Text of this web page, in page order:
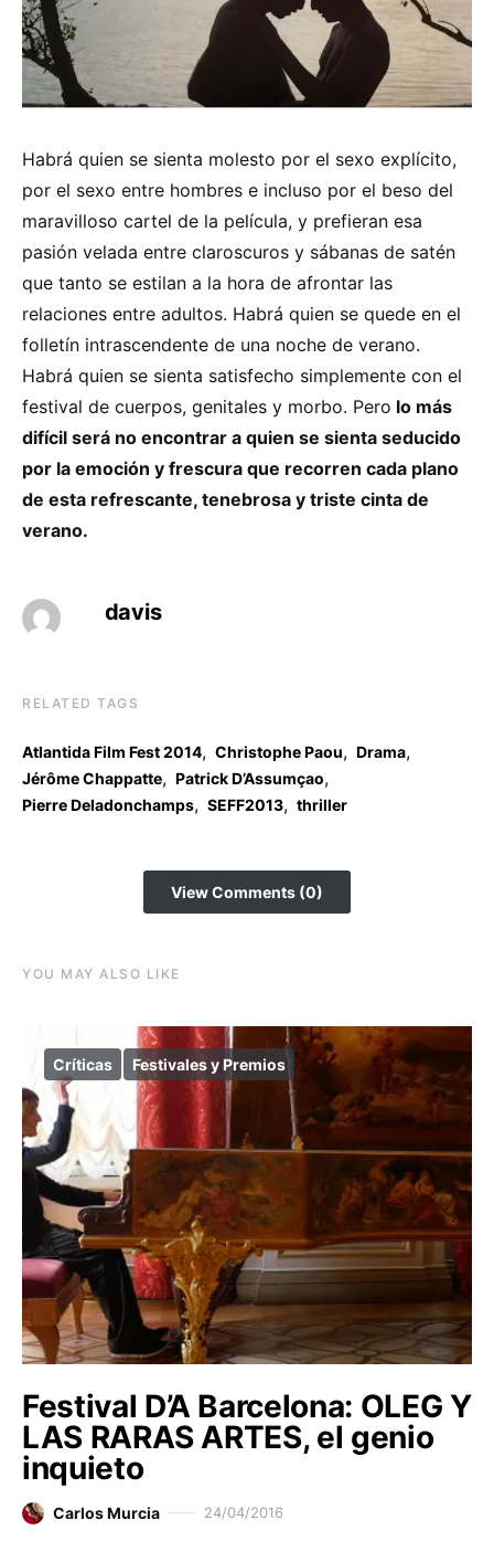
Habrá quien se sienta molesto por el sexo explícito,
por el sexo entre hombres e incluso por el beso del
maravilloso cartel de la película, y prefieran esa
pasión velada entre claroscuros y sábanas de satén
que tanto se estilan a la hora de afrontar las
relaciones entre adultos. Habrá quien se quede en el
folletín intrascendente de una noche de verano.
Habrá quien se sienta satisfecho simplemente con el
festival de cuerpos, genitales y morbo. Pero lo más
difícil será no encontrar a quien se sienta seducido
por la emoción y frescura que recorren cada plano
de esta refrescante, tenebrosa y triste cinta de
verano.
davis
RELATED TAGS
Atlantida Film Fest 2014, Christophe Paou, Drama,
Jérôme Chappatte, Patrick D’Assumçao,
Pierre Deladonchamps, SEFF2013, thriller
View Comments (0)
YOU MAY ALSO LIKE
Críticas Festivales y Premios
Festival D’A Barcelona: OLEG Y
LAS RARAS ARTES, el genio
inquieto
Carlos Murcia 24/04/2016